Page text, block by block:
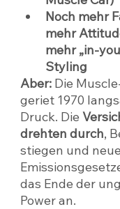
Noch mehr
mehr
mehr „in-
Styling
Aber: Die
geriet 1970
Druck. Die
drehten durch,
stiegen und neue
das Ende der
Power an.